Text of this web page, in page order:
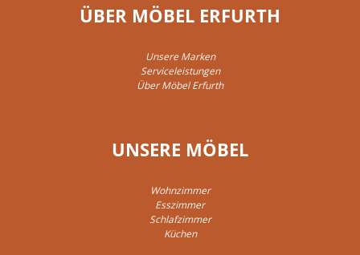
ÜBER MÖBEL ERFURTH
Unsere Marken
Serviceleistungen
Über Möbel Erfurth
UNSERE MÖBEL
Wohnzimmer
Esszimmer
Schlafzimmer
Küchen